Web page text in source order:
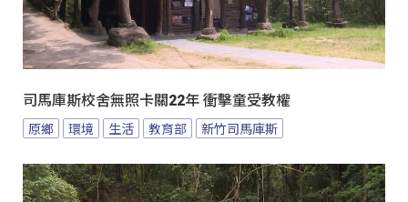
司馬庫斯校舍無照卡關22年 衝擊童受教權
原鄉 環境 生活 教育部 新竹司馬庫斯